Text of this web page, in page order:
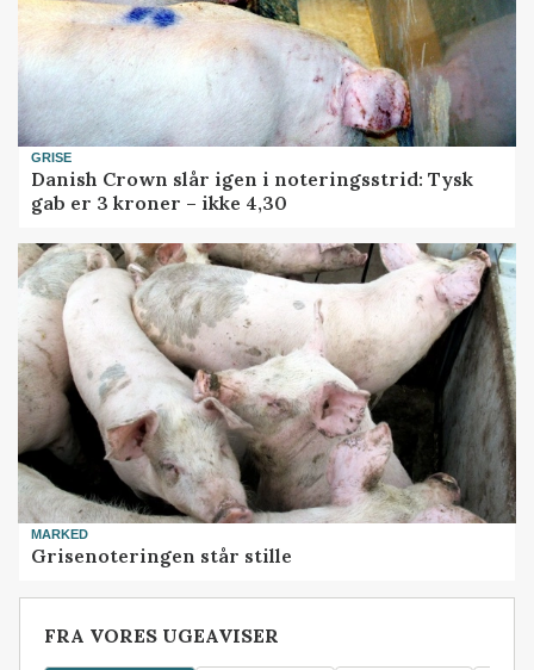
GRISE
Danish Crown slår igen i noteringsstrid: Tysk
gab er 3 kroner – ikke 4,30
MARKED
Grisenoteringen står stille
FRA VORES UGEAVISER